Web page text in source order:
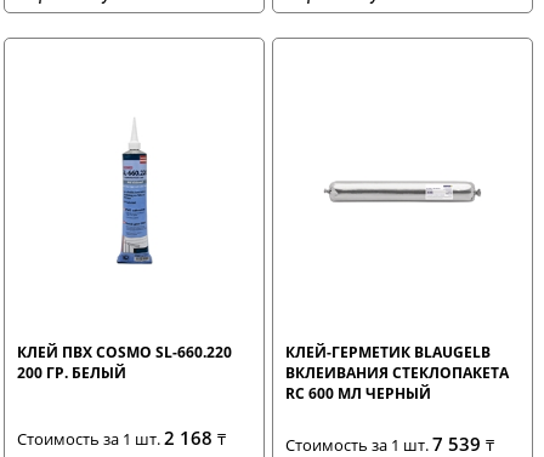
КЛЕЙ ПВХ COSMO SL-660.220
200 ГР. БЕЛЫЙ
Стоимость за 1 шт.2 168 ₸
КЛЕЙ-ГЕРМЕТИК BLAUGELB
ВКЛЕИВАНИЯ СТЕКЛОПАКЕТА
RC 600 МЛ ЧЕРНЫЙ
Стоимость за 1 шт.7 539₸